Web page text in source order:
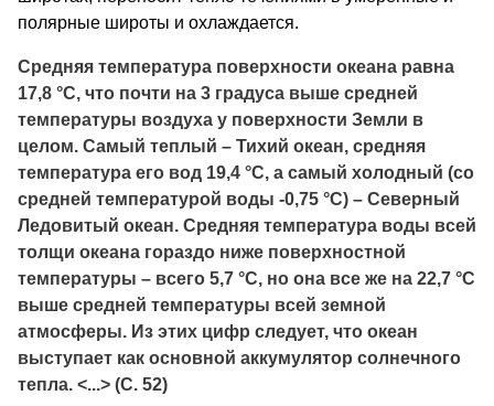
полярные широты и охлаждается.
Средняя температура поверхности океана равна
17,8 °С, что почти на 3 градуса выше средней
температуры воздуха у поверхности Земли в
целом. Самый теплый – Тихий океан, средняя
температура его вод 19,4 °С, а самый холодный (со
средней температурой воды -0,75 °С) – Северный
Ледовитый океан. Средняя температура воды всей
толщи океана гораздо ниже поверхностной
температуры – всего 5,7 °С, но она все же на 22,7 °С
выше средней температуры всей земной
атмосферы. Из этих цифр следует, что океан
выступает как основной аккумулятор солнечного
тепла. <...> (С. 52)